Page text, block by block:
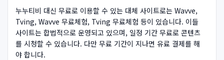
누누티비 대신 무료로 이용할 수 있는 대체 사이트로는 Wavve,
Tving, Wavve 무료체험, Tving 무료체험 등이 있습니다. 이들
사이트는 합법적으로 운영되고 있으며, 일정 기간 무료로 콘텐츠
를 시청할 수 있습니다. 다만 무료 기간이 지나면 유료 결제를 해
야 합니다.